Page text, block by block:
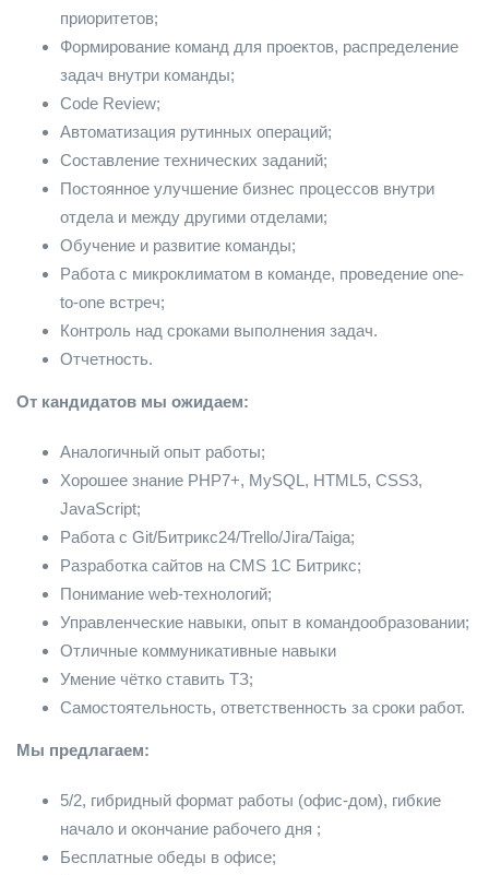
приоритетов;
Формирование команд для проектов, распределение
задач внутри команды;
Code Review;
Автоматизация рутинных операций;
Составление технических заданий;
Постоянное улучшение бизнес процессов внутри
отдела и между другими отделами;
Обучение и развитие команды;
Работа с микроклиматом в команде, проведение one-
to-one встреч;
Контроль над сроками выполнения задач.
Отчетность.
От кандидатов мы ожидаем:
Аналогичный опыт работы;
Хорошее знание PHP7+, MySQL, HTML5, CSS3,
JavaScript;
Работа с Git/Битрикс24/Trello/Jira/Taiga;
Разработка сайтов на CMS 1С Битрикс;
Понимание web-технологий;
Управленческие навыки, опыт в командообразовании;
Отличные коммуникативные навыки
Умение чётко ставить ТЗ;
Самостоятельность, ответственность за сроки работ.
Мы предлагаем:
5/2, гибридный формат работы (офис-дом), гибкие
начало и окончание рабочего дня ;
Бесплатные обеды в офисе;